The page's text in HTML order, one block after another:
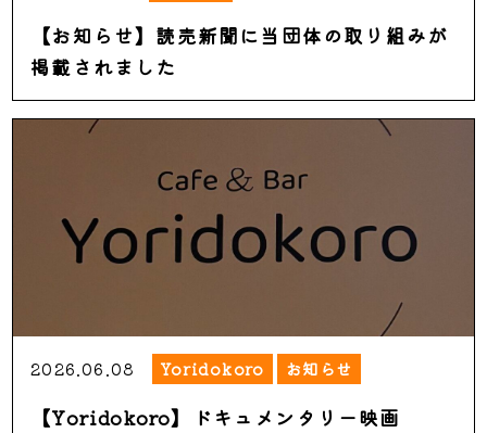
【お知らせ】読売新聞に当団体の取り組みが
掲載されました
2026.06.08 Yoridokoro お知らせ
【Yoridokoro】ドキュメンタリー映画